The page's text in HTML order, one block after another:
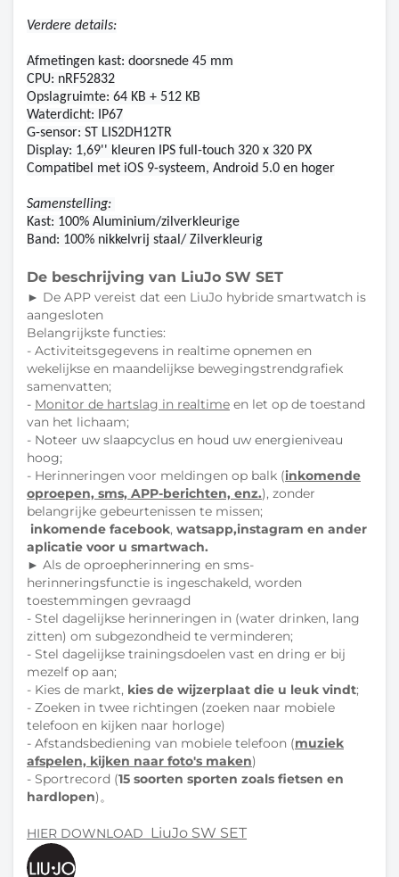
Verdere details:
Afmetingen kast: doorsnede 45 mm
CPU: nRF52832
Opslagruimte: 64 KB + 512 KB
Waterdicht: IP67
G-sensor: ST LIS2DH12TR
Display: 1,69'' kleuren IPS full-touch 320 x 320 PX
Compatibel met iOS 9-systeem, Android 5.0 en hoger
Samenstelling:
Kast: 100% Aluminium/zilverkleurige
Band: 100% nikkelvrij staal/ Zilverkleurig
De beschrijving van LiuJo SW SET
► De APP vereist dat een LiuJo hybride smartwatch is
aangesloten
Belangrijkste functies:
- Activiteitsgegevens in realtime opnemen en
wekelijkse en maandelijkse bewegingstrendgrafiek
samenvatten;
- Monitor de hartslag in realtime en let op de toestand
van het lichaam;
- Noteer uw slaapcyclus en houd uw energieniveau
hoog;
- Herinneringen voor meldingen op balk (inkomende
oproepen, sms, APP-berichten, enz.), zonder
belangrijke gebeurtenissen te missen;
inkomende facebook, watsapp,instagram en ander
aplicatie voor u smartwach.
► Als de oproepherinnering en sms-
herinneringsfunctie is ingeschakeld, worden
toestemmingen gevraagd
- Stel dagelijkse herinneringen in (water drinken, lang
zitten) om subgezondheid te verminderen;
- Stel dagelijkse trainingsdoelen vast en dring er bij
mezelf op aan;
- Kies de markt, kies de wijzerplaat die u leuk vindt;
- Zoeken in twee richtingen (zoeken naar mobiele
telefoon en kijken naar horloge)
- Afstandsbediening van mobiele telefoon (muziek
afspelen, kijken naar foto's maken)
- Sportrecord (15 soorten sporten zoals fietsen en
hardlopen)。
HIER DOWNLOAD LiuJo SW SET